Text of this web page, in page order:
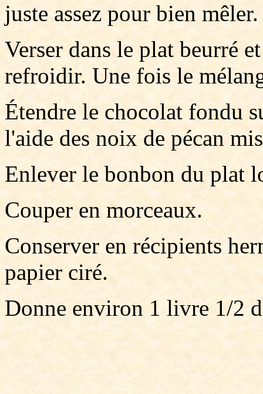
juste assez pour bien mêler.
Verser dans le plat beurré
refroidir. Une fois le
Étendre le chocolat fondu
l'aide des noix de pécan
Enlever le bonbon du plat
Couper en morceaux.
Conserver en récipients
papier ciré.
Donne environ 1 livre 1/2